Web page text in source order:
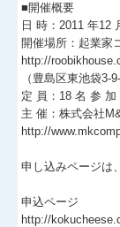
経営者お
経営者オ
Q&A経営
■開催概要
日 時：2011 年12
開催場所：起業家
http://
（豊島区東池袋3-
定 員：18 名 参 加
主 催：株式会社
http://
申し込みページは
申込ページ
http://